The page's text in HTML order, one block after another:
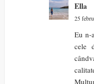
Ella
25
Eu n-
cele